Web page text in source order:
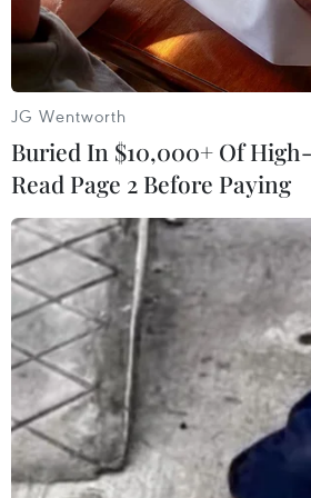
Giao dịch viên tại Sàn chứng khoán
THX/TTXVN)
Các chỉ số chứng khoán Mỹ
trong tuần qua khi chỉ số tổng
thúc bốn phiên lập kỷ lục liên
JG Wentworth
Buried In $10,000+ Of
Read Page 2 Before Paying